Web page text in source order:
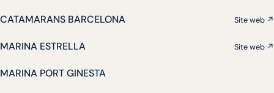
CATAMARANS BARCELONA Site web ↗
MARINA ESTRELLA Site web ↗
MARINA PORT GINESTA